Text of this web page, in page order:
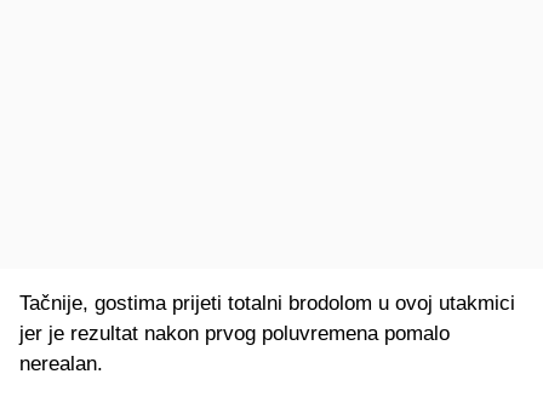
Tačnije, gostima prijeti totalni brodolom u ovoj utakmici
jer je rezultat nakon prvog poluvremena pomalo
nerealan.